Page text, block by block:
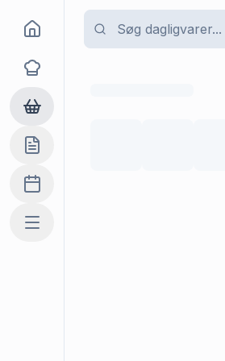
Goma
Opskrifter
Dagligvarer
Indkøbslisten
Madplan
Mere